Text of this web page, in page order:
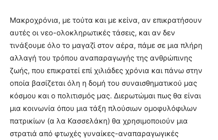
Μακροχρόνια, με τούτα και με κείνα, αν επικρατήσουν
αυτές οι νεο-ολοκληρωτικές τάσεις, και αν δεν
τινάξουμε όλο το μαγαζί στον αέρα, πάμε σε μια πλήρη
αλλαγή του τρόπου αναπαραγωγής της ανθρώπινης
ζωής, που επικρατεί επί χιλιάδες χρόνια και πάνω στην
οποία βασίζεται όλη η δομή του συναισθηματικού μας
κόσμου και ο πολιτισμός μας. Διερωτώμαι πως θα είναι
μια κοινωνία όπου μια τάξη πλούσιων ομοφυλόφιλων
πατρικίων (α λα Κασσελάκη) θα χρησιμοποιούν μια
στρατιά από φτωχές γυναίκες-αναπαραγωγικές